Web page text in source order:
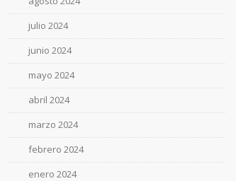
julio 2024
junio 2024
mayo 2024
abril 2024
marzo 2024
febrero 2024
enero 2024